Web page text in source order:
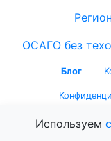
ОСАГО без
Блог
Используем